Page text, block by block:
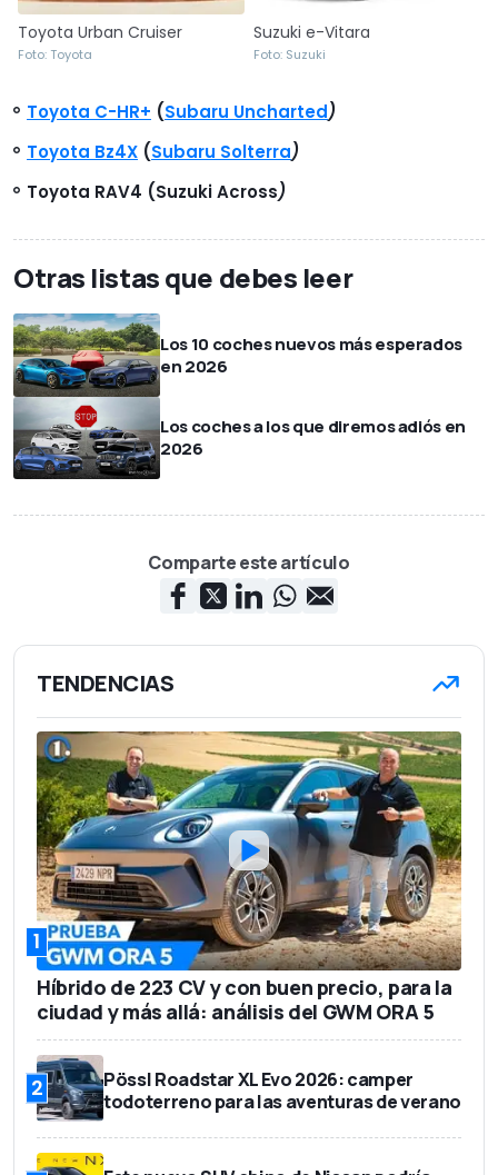
Toyota Urban Cruiser
Foto: Toyota
Suzuki e-Vitara
Foto: Suzuki
Toyota C-HR+ (Subaru Uncharted)
Toyota Bz4X (Subaru Solterra)
Toyota RAV4 (Suzuki Across)
Otras listas que debes leer
Los 10 coches nuevos más esperados
en 2026
Los coches a los que diremos adiós en
2026
Comparte este artículo
TENDENCIAS
1
Híbrido de 223 CV y con buen precio, para la
ciudad y más allá: análisis del GWM ORA 5
2
Pössl Roadstar XL Evo 2026: camper
todoterreno para las aventuras de verano